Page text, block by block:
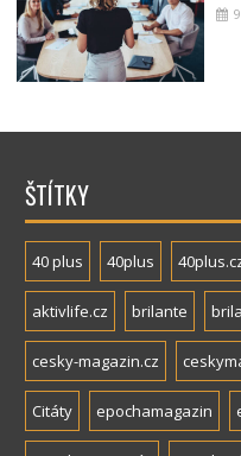
ŠTÍTKY
40 plus 40plus
aktivlife.cz brilante
cesky-magazin.cz
Citáty epochamagazin